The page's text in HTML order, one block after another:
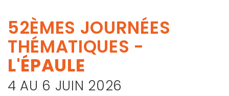
52ÈMES JOURNÉES
THÉMATIQUES -
L'ÉPAULE
4 AU 6 JUIN 2026